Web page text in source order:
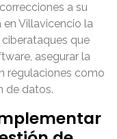
a su
Villavicencio la
que
asegurar la
regulaciones como
de datos.